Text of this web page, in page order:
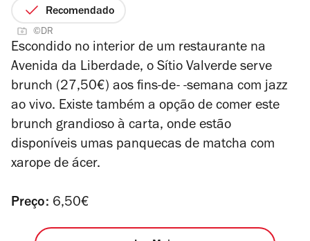
4
Recomendado
©DR
Escondido no interior de um restaurante na
Avenida da Liberdade, o Sítio Valverde serve
brunch (27,50€) aos fins-de- -semana com jazz
ao vivo. Existe também a opção de comer este
brunch grandioso à carta, onde estão
disponíveis umas panquecas de matcha com
xarope de ácer.
Preço: 6,50€